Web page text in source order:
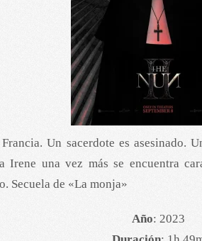
Un sacerdote es asesinado.
Irene una vez más se encuentra
Secuela de «La monja»
Año: 2023